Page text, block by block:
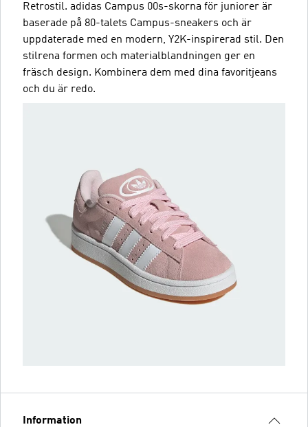
Retrostil. adidas Campus 00s-skorna för juniorer är
baserade på 80-talets Campus-sneakers och är
uppdaterade med en modern, Y2K-inspirerad stil. Den
stilrena formen och materialblandningen ger en
fräsch design. Kombinera dem med dina favoritjeans
och du är redo.
Information